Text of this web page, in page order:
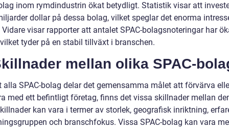
inom rymdindustrin ökat betydligt. Statistik visar att
dollar på dessa bolag, vilket speglar det enorma
Vidare visar rapporter att antalet SPAC-bolagsnoteringar har
tyder på en stabil tillväxt i branschen.
mellan olika SPAC-
alla SPAC-bolag delar det gemensamma målet att förvärva
med ett befintligt företag, finns det vissa skillnader mellan
kan vara i termer av storlek, geografisk inriktning,
och branschfokus. Vissa SPAC-bolag kan vara